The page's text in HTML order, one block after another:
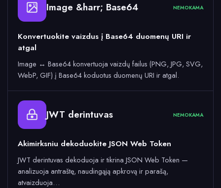
64 Image &harr; Base64 NEMOKAMA
Konvertuokite vaizdus į Base64 duomenų URI ir
atgal
Image ↔ Base64 konvertuoja vaizdų failus (PNG, JPG, SVG,
WebP, GIF) į Base64 koduotus duomenų URI ir atgal.
JWT derintuvas NEMOKAMA
Akimirksniu dekoduokite JSON Web Token
JWT derintuvas dekoduoja ir tikrina JSON Web Token —
analizuoja antraštę, naudingąją apkrovą ir parašą,
atvaizduoja…